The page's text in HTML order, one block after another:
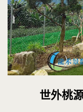
世外桃